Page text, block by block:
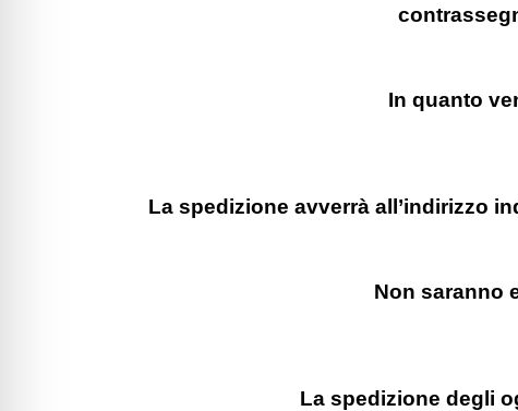
In quanto
La spedizione avverrà all’indirizzo
Non saranno
La spedizione degli